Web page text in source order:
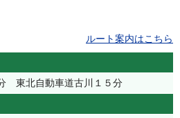
ルート案内はこちら
東北自動車道古川１５分